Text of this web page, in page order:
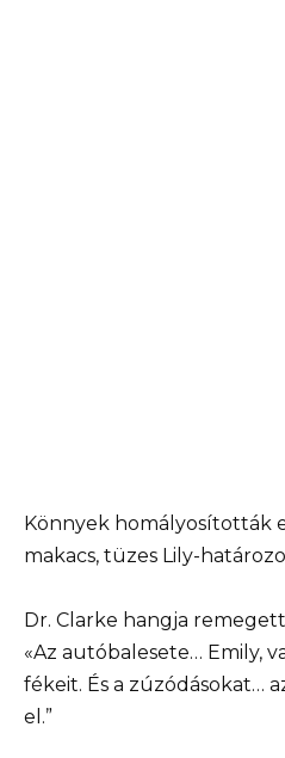
Könnyek homályosították
makacs, tüzes Lily-
Dr. Clarke hangja
«Az autóbalesete… Emily,
fékeit. És a zúzódásokat…
el.”